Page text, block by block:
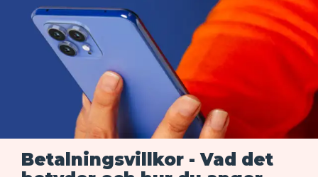
Betalningsvillkor - Vad det